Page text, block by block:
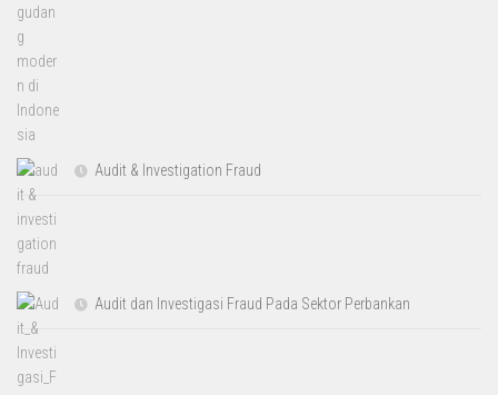
Audit & Investigation Fraud
Audit dan Investigasi Fraud Pada Sektor Perbankan